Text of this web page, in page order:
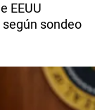
EEUU
sondeo